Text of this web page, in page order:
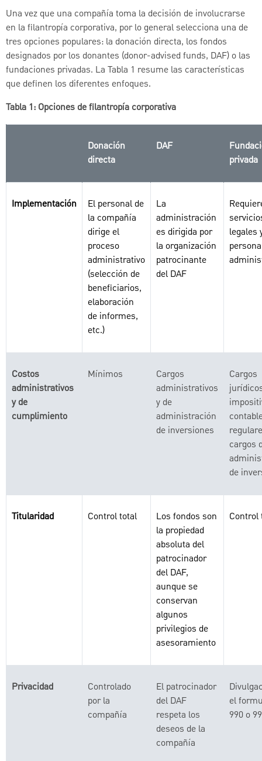
Una vez que una compañía toma la decisión de involucrarse
en la filantropía corporativa, por lo general selecciona una de
tres opciones populares: la donación directa, los fondos
designados por los donantes (donor-advised funds, DAF) o las
fundaciones privadas. La Tabla 1 resume las características
que definen los diferentes enfoques.
Tabla 1: Opciones de filantropía corporativa
Donación
directa
DAF
privada
Implementación
El personal de
la compañía
dirige el
proceso
administrativo
(selección de
beneficiarios,
elaboración
de informes,
etc.)
La
administración
es dirigida por
la organización
patrocinante
del DAF
legales
Costos
administrativos
y de
cumplimiento
Mínimos
Cargos
administrativos
y de
administración
de inversiones
Cargos
cargos
de
Titularidad Control total
Los fondos son
la propiedad
absoluta del
patrocinador
del DAF,
aunque se
conservan
algunos
privilegios de
asesoramiento
Control
Privacidad
Controlado
por la
compañía
El patrocinador
del DAF
respeta los
deseos de la
compañía
el
990 o